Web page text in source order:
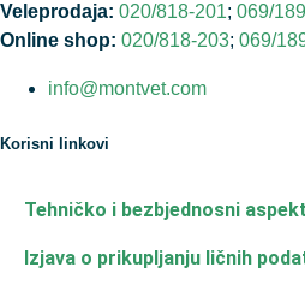
Veleprodaja: 020/818-201; 069/
Online shop: 020/818-203; 069/
info@montvet.com
Korisni linkovi
Tehničko i bezbjednosni
Izjava o prikupljanju ličnih